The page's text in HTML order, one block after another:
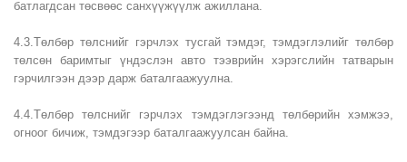
батлагдсан төсвөөс санхүүжүүлж ажиллана.
4.3.Төлбөр төлснийг гэрчлэх тусгай тэмдэг, тэмдэглэлийг төлбөр
төлсөн баримтыг үндэслэн авто тээврийн хэрэгслийн татварын
гэрчилгээн дээр дарж баталгаажуулна.
4.4.Төлбөр төлснийг гэрчлэх тэмдэглэгээнд төлбөрийн хэмжээ,
огноог бичиж, тэмдэгээр баталгаажуулсан байна.